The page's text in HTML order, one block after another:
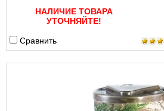
НАЛИЧИЕ ТОВАРА
УТОЧНЯЙТЕ!
Сравнить